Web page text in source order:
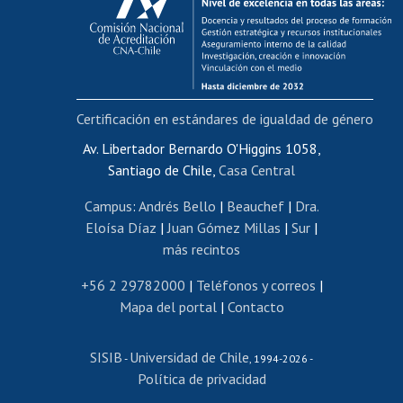
Postulación al AUCAI
Funcionarias/os
Cursos internos de capacitación
Bienestar del personal
Portal de movilidad interna
Certificado de renta
Certificado de renta honorarios
Editar páginas blancas
Extranjeras/os
Revalidación y reconocimiento de títulos
Postulación al Programa de Movilidad Estudiantil
Cursos de español
Av. Libertador Bernardo O'Higgins 1058,
Santiago de Chile, Casa Central
Campus: Andrés Bello | Beauchef| Dra.
Eloísa Díaz | Juan Gómez Millas | Sur |
más recintos
+56 2 29782000 | Teléfonos y correos |
Mapa del portal| Contacto
SISIB - Universidad de Chile , 1994-2026 -
Política de privacidad
Certificación en estándares de igualdad de género